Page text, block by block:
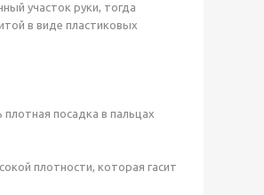
участок руки, тогда
в виде пластиковых
посадка в пальцах
плотности, которая гасит